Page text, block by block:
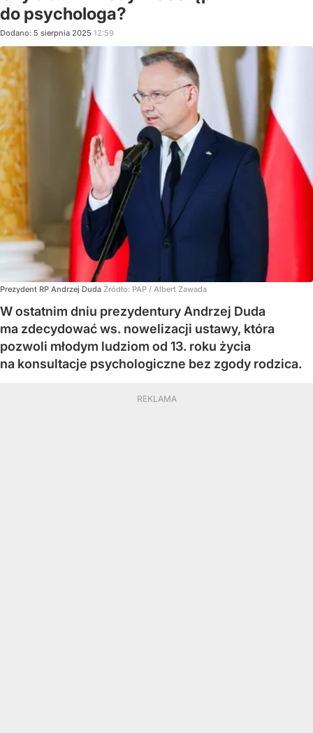
do psychologa?
Dodano: 5 sierpnia 2025 12:59
Prezydent RP Andrzej Duda Źródło: PAP / Albert Zawada
W ostatnim dniu prezydentury Andrzej Duda
ma zdecydować ws. nowelizacji ustawy, która
pozwoli młodym ludziom od 13. roku życia
na konsultacje psychologiczne bez zgody rodzica.